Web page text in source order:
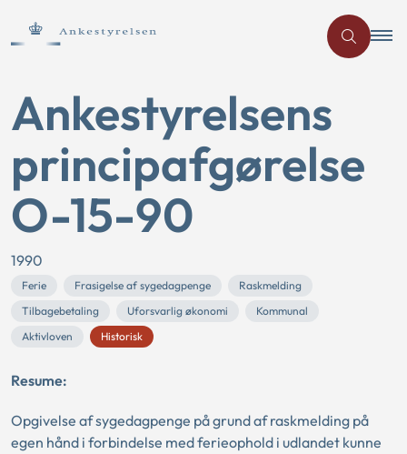
Ankestyrelsens
principafgørelse
O-15-90
1990
Ferie Frasigelse af sygedagpenge
Raskmelding
Tilbagebetaling
Uforsvarlig økonomi
Kommunal
Aktivloven
Historisk
Resume:
Opgivelse af sygedagpenge på grund af raskmelding på
egen hånd i forbindelse med ferieophold i udlandet kunne